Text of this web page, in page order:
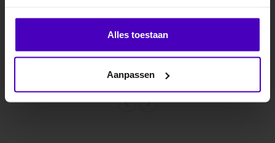
Alles toestaan
Aanpassen
Gerelateerde producten